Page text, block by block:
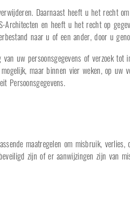
Daarnaast heeft u het recht
en heeft u het recht op
naar u of een ander, door u
uw persoonsgegevens of verzoek
maar binnen vier weken, op uw
Persoonsgegevens.
maatregelen om misbruik, verlies,
zijn of er aanwijzingen zijn van